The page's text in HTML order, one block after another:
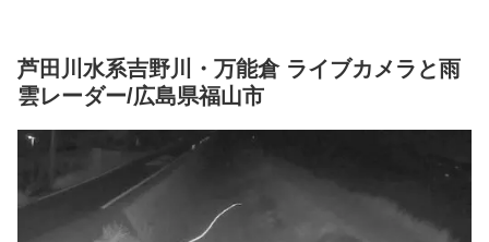
芦田川水系吉野川・万能倉 ライブカメラと雨
雲レーダー/広島県福山市